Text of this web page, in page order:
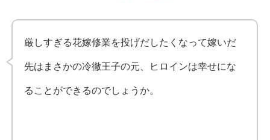
厳しすぎる花嫁修業を投げだしたくなって嫁いだ
先はまさかの冷徹王子の元、ヒロインは幸せにな
ることができるのでしょうか。